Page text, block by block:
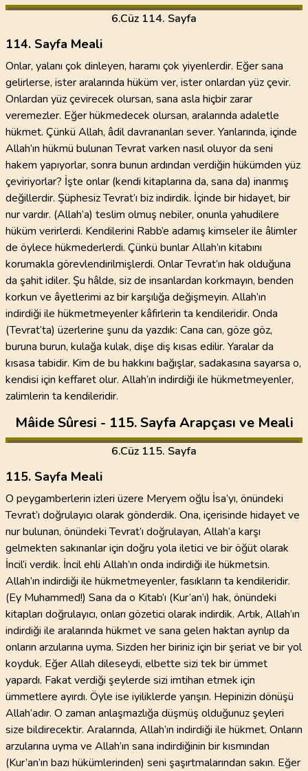
6.Cüz 114. Sayfa
114. Sayfa Meali
Onlar, yalanı çok dinleyen, haramı çok yiyenlerdir. Eğer sana
gelirlerse, ister aralarında hüküm ver, ister onlardan yüz çevir.
Onlardan yüz çevirecek olursan, sana asla hiçbir zarar
veremezler. Eğer hükmedecek olursan, aralarında adaletle
hükmet. Çünkü Allah, âdil davrananları sever. Yanlarında, içinde
Allah’ın hükmü bulunan Tevrat varken nasıl oluyor da seni
hakem yapıyorlar, sonra bunun ardından verdiğin hükümden yüz
çeviriyorlar? İşte onlar (kendi kitaplarına da, sana da) inanmış
değillerdir. Şüphesiz Tevrat’ı biz indirdik. İçinde bir hidayet, bir
nur vardır. (Allah’a) teslim olmuş nebiler, onunla yahudilere
hüküm verirlerdi. Kendilerini Rabb’e adamış kimseler ile âlimler
de öylece hükmederlerdi. Çünkü bunlar Allah’ın kitabını
korumakla görevlendirilmişlerdi. Onlar Tevrat’ın hak olduğuna
da şahit idiler. Şu hâlde, siz de insanlardan korkmayın, benden
korkun ve âyetlerimi az bir karşılığa değişmeyin. Allah’ın
indirdiği ile hükmetmeyenler kâfirlerin ta kendileridir. Onda
(Tevrat’ta) üzerlerine şunu da yazdık: Cana can, göze göz,
buruna burun, kulağa kulak, dişe diş kısas edilir. Yaralar da
kısasa tabidir. Kim de bu hakkını bağışlar, sadakasına sayarsa o,
kendisi için keffaret olur. Allah’ın indirdiği ile hükmetmeyenler,
zalimlerin ta kendileridir.
Mâide Sûresi - 115. Sayfa Arapçası ve Meali
6.Cüz 115. Sayfa
115. Sayfa Meali
O peygamberlerin izleri üzere Meryem oğlu İsa’yı, önündeki
Tevrat’ı doğrulayıcı olarak gönderdik. Ona, içerisinde hidayet ve
nur bulunan, önündeki Tevrat’ı doğrulayan, Allah’a karşı
gelmekten sakınanlar için doğru yola iletici ve bir öğüt olarak
İncil’i verdik. İncil ehli Allah’ın onda indirdiği ile hükmetsin.
Allah’ın indirdiği ile hükmetmeyenler, fasıkların ta kendileridir.
(Ey Muhammed!) Sana da o Kitab’ı (Kur’an’ı) hak, önündeki
kitapları doğrulayıcı, onları gözetici olarak indirdik. Artık, Allah’ın
indirdiği ile aralarında hükmet ve sana gelen haktan ayrılıp da
onların arzularına uyma. Sizden her biriniz için bir şeriat ve bir yol
koyduk. Eğer Allah dileseydi, elbette sizi tek bir ümmet
yapardı. Fakat verdiği şeylerde sizi imtihan etmek için
ümmetlere ayırdı. Öyle ise iyiliklerde yarışın. Hepinizin dönüşü
Allah’adır. O zaman anlaşmazlığa düşmüş olduğunuz şeyleri
size bildirecektir. Aralarında, Allah’ın indirdiği ile hükmet. Onların
arzularına uyma ve Allah’ın sana indirdiğinin bir kısmından
(Kur’an’ın bazı hükümlerinden) seni şaşırtmalarından sakın. Eğer